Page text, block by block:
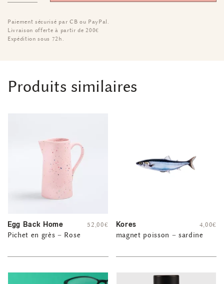
Paiement sécurisé par CB ou PayPal.
Livraison offerte à partir de 200€
Expédition sous 72h.
Produits similaires
Egg Back Home
Pichet en grès – Rose
52,00€ Kores
magnet poisson – sardine
4,00€